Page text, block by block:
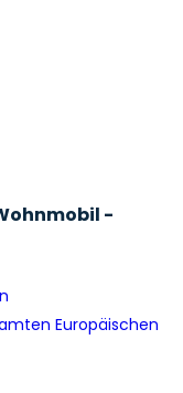
-